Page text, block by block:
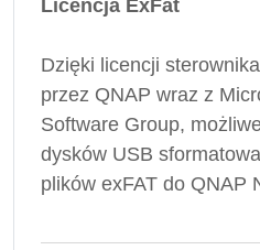
Licencja ExFat
Dzięki licencji
przez QNAP wraz z
Software Group,
dysków USB
plików exFAT do QNAP